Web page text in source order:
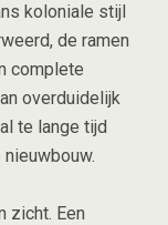
koloniale stijl
de ramen
complete
overduidelijk
te lange tijd
zicht. Een